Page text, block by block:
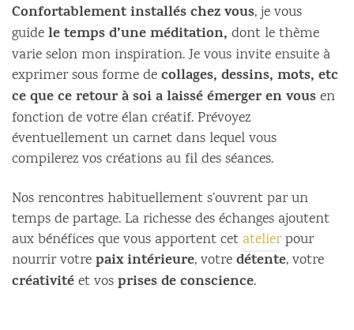
Confortablement installés chez vous, je vous
guidele temps d’une méditation, dont le thème
varie selon mon inspiration. Je vous invite ensuite à
exprimer sous forme decollages, dessins, mots, etc
ce que ce retour à soi a laissé émerger en vousen
fonction de votre élan créatif. Prévoyez
éventuellement un carnet dans lequel vous
compilerez vos créations au fil des séances.
Nos rencontres habituellement s’ouvrent par un
temps de partage. La richesse des échanges ajoutent
aux bénéfices que vous apportent cetatelierpour
nourrir votrepaix intérieure, votredétente, votre
créativitéet vosprises de conscience.